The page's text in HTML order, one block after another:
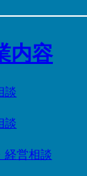
内容
談
談
経営相談